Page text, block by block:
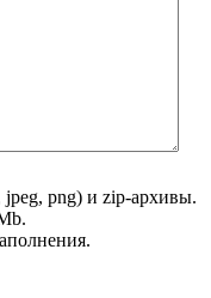
png) и zip-архивы.